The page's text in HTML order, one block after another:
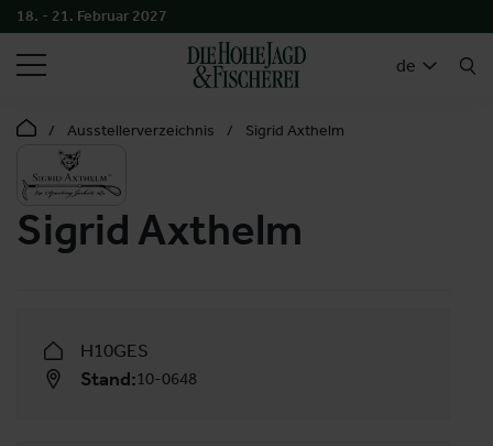
18. - 21. Februar 2027
de
SUCHEN
Ausstellerverzeichnis Sigrid Axthelm
Sigrid Axthelm
H10GES
Stand:10-0648